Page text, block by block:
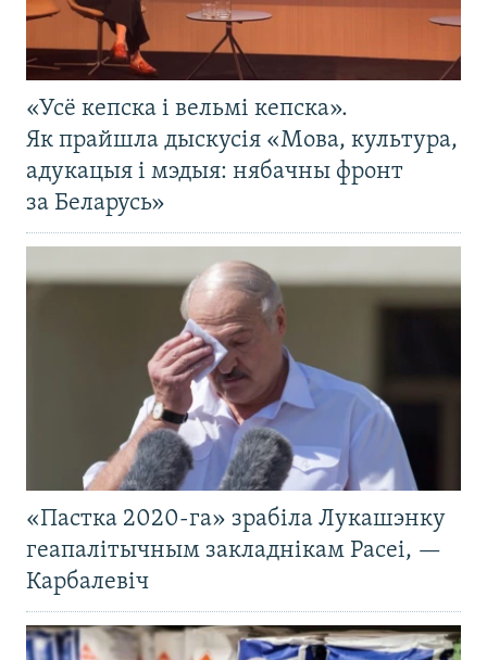
«Усё кепска і вельмі кепска».
Як прайшла дыскусія «Мова, культура,
адукацыя і мэдыя: нябачны фронт
за Беларусь»
«Пастка 2020-га» зрабіла Лукашэнку
геапалітычным закладнікам Расеі, —
Карбалевіч